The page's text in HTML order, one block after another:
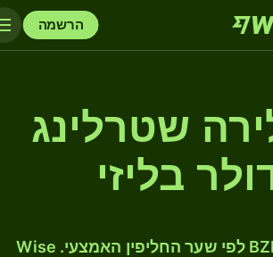
הרשמה
לירה שטרלינג
בליזי
המירו GBP ל- BZD לפי שער החליפין האמצעי. Wise